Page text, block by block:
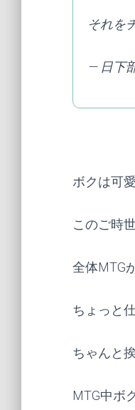
それを
— 日下
ボクは可
このご時
全体MTG
ちょっと
ちゃんと
MTG中ボ